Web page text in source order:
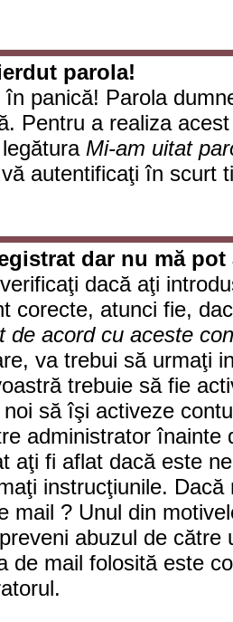
parola!
în panică! Parola
Pentru a realiza
Mi-am uitat
autentificaţi în scurt
dar nu mă
dacă aţi
corecte, atunci fie,
de acord cu aceste
va trebui să urmaţi
trebuie să fie
să îşi activeze
administrator înainte
aţi fi aflat dacă este
instrucţiunile.
mail ? Unul din
abuzul de către
de mail folosită este